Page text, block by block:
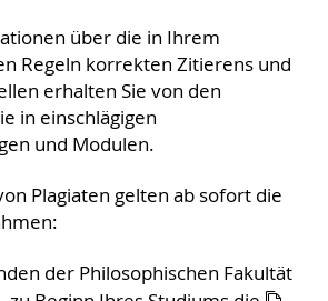
über die in Ihrem
Regeln korrekten Zitierens und
erhalten Sie von den
in einschlägigen
und Modulen.
Plagiaten gelten ab sofort die
der Philosophischen Fakultät